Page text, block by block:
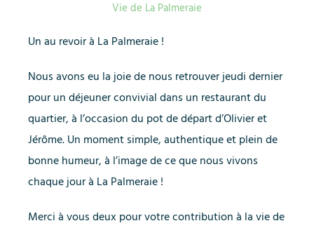
Vie de La Palmeraie
Un au revoir à La Palmeraie !
Nous avons eu la joie de nous retrouver jeudi dernier
pour un déjeuner convivial dans un restaurant du
quartier, à l’occasion du pot de départ d’Olivier et
Jérôme. Un moment simple, authentique et plein de
bonne humeur, à l’image de ce que nous vivons
chaque jour à La Palmeraie !
Merci à vous deux pour votre contribution à la vie de